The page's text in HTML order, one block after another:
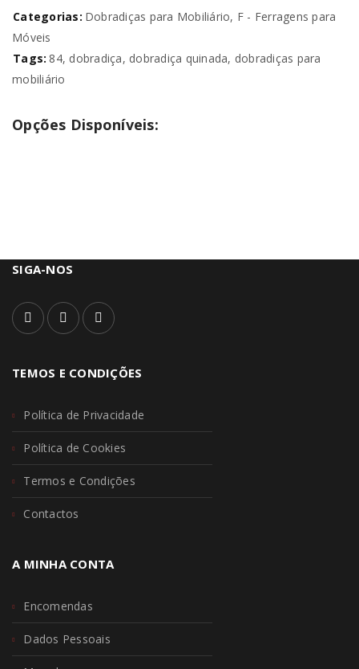
Categorias: Dobradiças para Mobiliário, F - Ferragens para
Móveis
Tags: 84, dobradiça, dobradiça quinada, dobradiças para
mobiliário
Opções Disponíveis:
SIGA-NOS
TEMOS E CONDIÇÕES
Política de Privacidade
Política de Cookies
Termos e Condições
Contactos
A MINHA CONTA
Encomendas
Dados Pessoais